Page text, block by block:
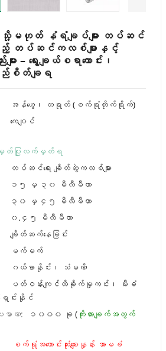
ား သို့မဟုတ် နံရံချပ်များ တပ်ဆင်
ည့် တပ်ဆင်ကလစ်များနှင့်
– ရွေးချယ်စရာကောင်း၊
စိတ်ချရ
အန်ဟွေ၊ တရုတ် (စက်ရုံတိုက်ရိုက်)
ကေဂျင်
မှတ်ပြုလက်မှတ်ရ
တပ်ဆင်ရေး ချိတ်ဆွဲကလစ်များ
၁၅ မှ ၃၀ မီလီမီတာ
၃၀ မှ ၄၅ မီလီမီတာ
၀.၄၅ မီလီမီတာ
ချိတ်ဆက်နေခြင်း
မက်မက်
ဂယ်ဗာနိုင်း၊ သံမဏိ
ပတ်ဝန်းကျင်ထိခိုက်မှုကင်း၊ မီးခံ
င်းနိုင်
ာဏ:
၁၀၀၀ ခု (ကိုးကားချက်အတွက်
စက်ရုံအကောင်းဆုံးစျေးနှုန်း အာမခံ
Arabic
Uzbek
Spanish
Portuguese
Turkish
German
Japanese
French